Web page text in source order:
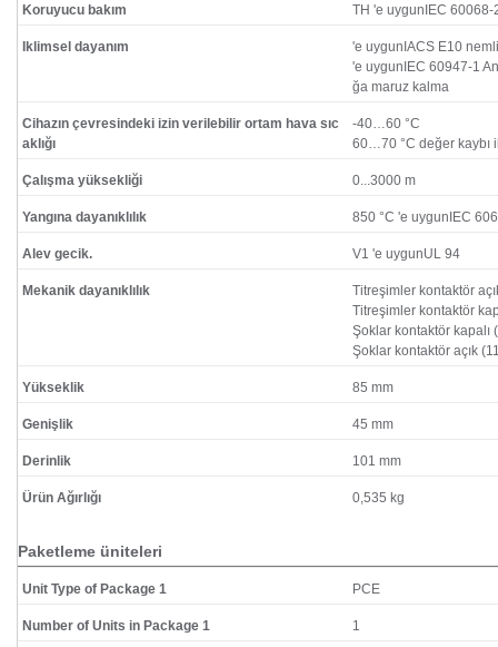
Koruyucu bakım TH 'e uygunIEC 60068-
Iklimsel dayanım
'e uygunIACS E10
'e uygunIEC 60947-1
ğa maruz kalma
Cihazın çevresindeki izin verilebilir ortam hava sıc
aklığı
-40…60 °C
60…70 °C değer kaybı
Çalışma yüksekliği 0...3000 m
Yangına dayanıklılık 850 °C 'e uygunIEC
Alev gecik. V1 'e uygunUL 94
Mekanik dayanıklılık
Titreşimler kontaktör
Titreşimler kontaktör
Şoklar kontaktör kapalı
Şoklar kontaktör açık
Yükseklik 85 mm
Genişlik 45 mm
Derinlik 101 mm
Ürün Ağırlığı 0,535 kg
Paketleme üniteleri
Unit Type of Package 1 PCE
Number of Units in Package 1 1